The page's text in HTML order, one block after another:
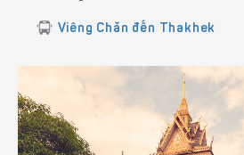
Viêng Chăn đến Thakhek